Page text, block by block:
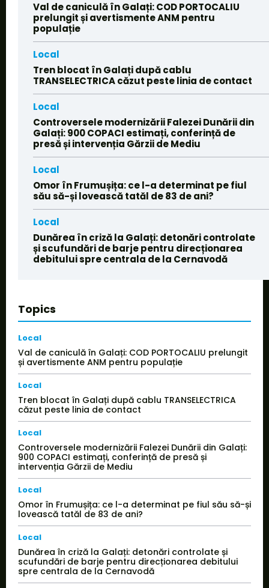
Val de caniculă în Galați: COD PORTOCALIU
prelungit și avertismente ANM pentru
populație
Local
Tren blocat în Galați după cablu
TRANSELECTRICA căzut peste linia de contact
Local
Controversele modernizării Falezei Dunării din
Galați: 900 COPACI estimați, conferință de
presă și intervenția Gărzii de Mediu
Local
Omor în Frumușița: ce l-a determinat pe fiul
său să-și lovească tatăl de 83 de ani?
Local
Dunărea în criză la Galați: detonări controlate
și scufundări de barje pentru direcționarea
debitului spre centrala de la Cernavodă
Topics
Local
Val de caniculă în Galați: COD PORTOCALIU prelungit
și avertismente ANM pentru populație
Local
Tren blocat în Galați după cablu TRANSELECTRICA
căzut peste linia de contact
Local
Controversele modernizării Falezei Dunării din Galați:
900 COPACI estimați, conferință de presă și
intervenția Gărzii de Mediu
Local
Omor în Frumușița: ce l-a determinat pe fiul său să-și
lovească tatăl de 83 de ani?
Local
Dunărea în criză la Galați: detonări controlate și
scufundări de barje pentru direcționarea debitului
spre centrala de la Cernavodă